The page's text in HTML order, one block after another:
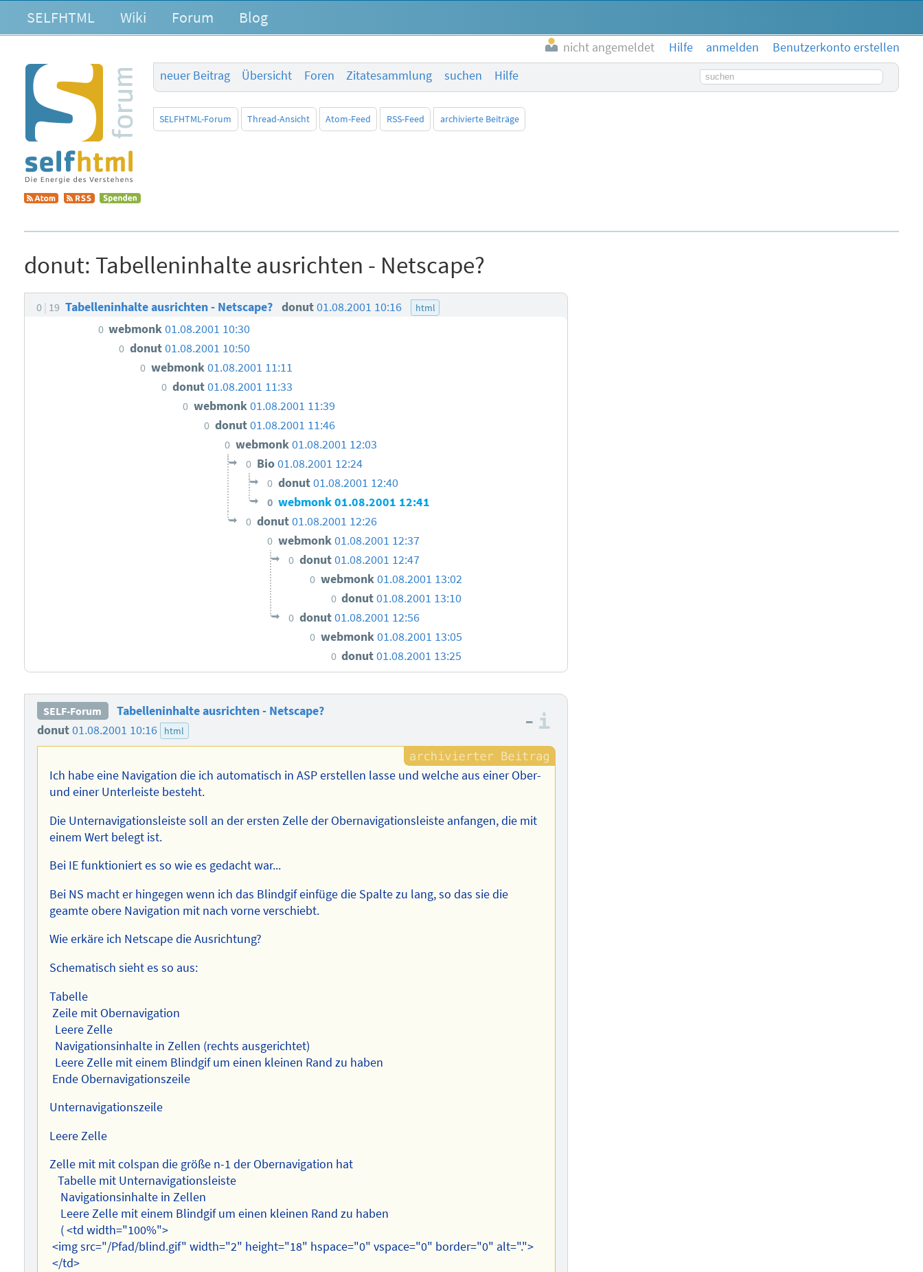
SELFHTML Wiki Forum Blog
nicht angemeldet Hilfe anmelden
Benutzerkonto erstellen
neuer Beitrag
Übersicht Foren Zitatesammlung suchen Hilfe Suchbegriff
SELFHTML-Forum Thread-Ansicht Atom-Feed RSS-Feed archivierte Beiträge
donut: Tabelleninhalte ausrichten - Netscape?
0 19 Tabelleninhalte ausrichten - Netscape? donut01.08.2001 10:16 html
0 webmonk01.08.2001 10:30
0 donut01.08.2001 10:50
0 webmonk01.08.2001 11:11
0 donut01.08.2001 11:33
0 webmonk01.08.2001 11:39
0 donut01.08.2001 11:46
0 webmonk01.08.2001 12:03
0 Bio01.08.2001 12:24
0 donut01.08.2001 12:40
0 webmonk01.08.2001 12:41
0 donut01.08.2001 12:26
0 webmonk01.08.2001 12:37
0 donut01.08.2001 12:47
0 webmonk01.08.2001 13:02
0 donut01.08.2001 13:10
0 donut01.08.2001 12:56
0 webmonk01.08.2001 13:05
0 donut01.08.2001 13:25
SELF-Forum
Tabelleninhalte ausrichten - Netscape?
donut01.08.2001 10:16 html –
Ich habe eine Navigation die ich automatisch in ASP erstellen lasse und welche aus einer Ober-
und einer Unterleiste besteht.
Die Unternavigationsleiste soll an der ersten Zelle der Obernavigationsleiste anfangen, die mit
einem Wert belegt ist.
Bei IE funktioniert es so wie es gedacht war...
Bei NS macht er hingegen wenn ich das Blindgif einfüge die Spalte zu lang, so das sie die
geamte obere Navigation mit nach vorne verschiebt.
Wie erkäre ich Netscape die Ausrichtung?
Schematisch sieht es so aus:
Tabelle
Zeile mit Obernavigation
Leere Zelle
Navigationsinhalte in Zellen (rechts ausgerichtet)
Leere Zelle mit einem Blindgif um einen kleinen Rand zu haben
Ende Obernavigationszeile
Unternavigationszeile
Leere Zelle
Zelle mit mit colspan die größe n-1 der Obernavigation hat
Tabelle mit Unternavigationsleiste
Navigationsinhalte in Zellen
Leere Zelle mit einem Blindgif um einen kleinen Rand zu haben
( <td width="100%">
<img src="/Pfad/blind.gif" width="2" height="18" hspace="0" vspace="0" border="0" alt=".">
</td>